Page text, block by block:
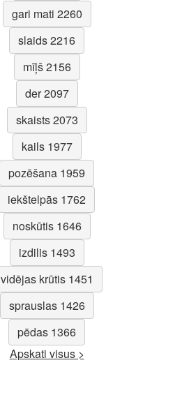
gari mati 2260
slaids 2216
mīļš 2156
der 2097
skaists 2073
kails 1977
pozēšana 1959
iekštelpās 1762
noskūtis 1646
izdilis 1493
vidējas krūtis 1451
sprauslas 1426
pēdas 1366
Apskati visus >